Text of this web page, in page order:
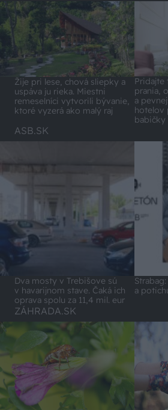
Žije pri lese, chová sliepky a
uspáva ju rieka. Miestni
remeselníci vytvorili bývanie,
ktoré vyzerá ako malý raj
Pridajte
prania,
a
hotelov
babičky
ASB.SK
Dva mosty v Trebišove sú
v havarijnom stave. Čaká ich
oprava spolu za 11,4 mil. eur
a
ZÁHRADA.SK